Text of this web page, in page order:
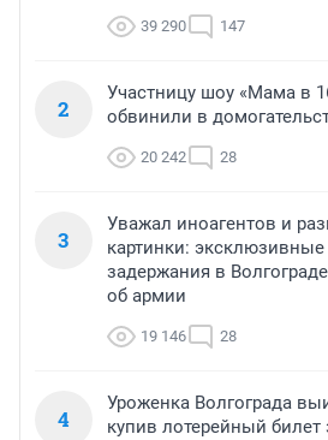
39 290 147
2
Участницу шоу «Мама в
обвинили в
20 242 28
3
Уважал иноагентов и
картинки:
задержания в
об армии
19 146 28
4
Уроженка Волгограда
купив лотерейный билет